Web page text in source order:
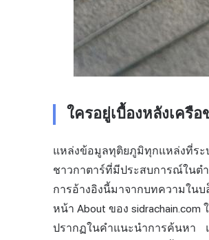
ใครอยู่เบื้องหลังเครื
แหล่งข้อมูลทุติยภูมิทุกแหล่งที่ระ
ชาวกาตาร์ที่มีประสบการณ์ในตำ
การอ้างอิงนี้มาจากบทความในบ
หน้า About ของ
ปรากฏในคำแนะนำการค้นหา